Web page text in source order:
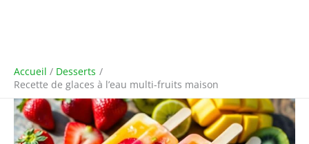
Accueil
Desserts
Recette de glaces à l’eau multi-fruits maison